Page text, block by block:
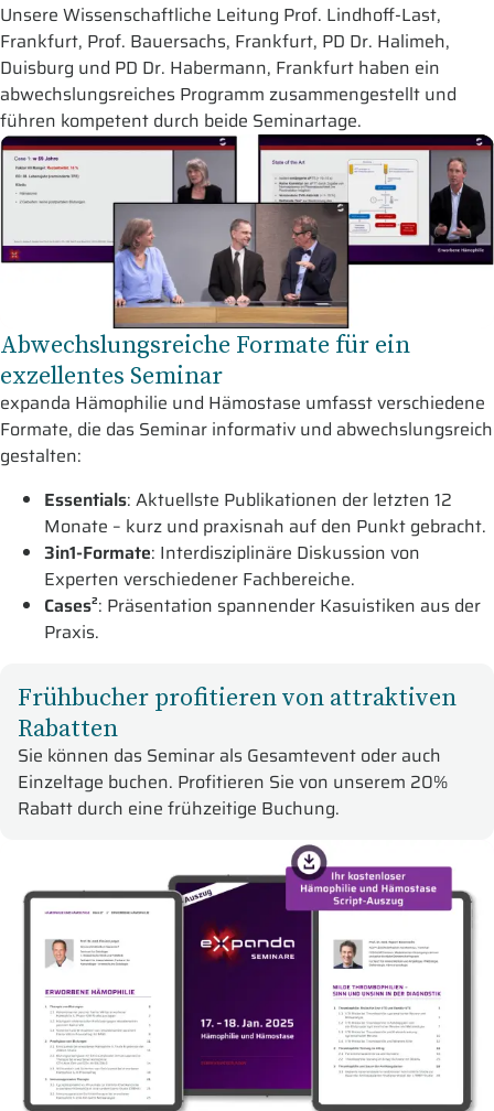
Unsere Wissenschaftliche Leitung Prof. Lindhoff-Last,
Frankfurt, Prof. Bauersachs, Frankfurt, PD Dr. Halimeh,
Duisburg und PD Dr. Habermann, Frankfurt haben ein
abwechslungsreiches Programm zusammengestellt und
führen kompetent durch beide Seminartage.
Abwechslungsreiche Formate für ein
exzellentes Seminar
expanda Hämophilie und Hämostase umfasst verschiedene
Formate, die das Seminar informativ und abwechslungsreich
gestalten:
Essentials: Aktuellste Publikationen der letzten 12
Monate – kurz und praxisnah auf den Punkt gebracht.
3in1-Formate: Interdisziplinäre Diskussion von
Experten verschiedener Fachbereiche.
Cases²: Präsentation spannender Kasuistiken aus der
Praxis.
Frühbucher profitieren von attraktiven
Rabatten
Sie können das Seminar als Gesamtevent oder auch
Einzeltage buchen. Profitieren Sie von unserem 20%
Rabatt durch eine frühzeitige Buchung.